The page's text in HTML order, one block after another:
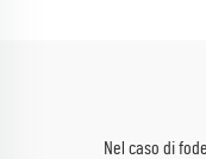
Nel caso di